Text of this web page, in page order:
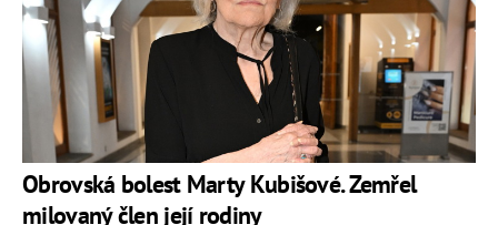
Obrovská bolest Marty Kubišové. Zemřel
milovaný člen její rodiny